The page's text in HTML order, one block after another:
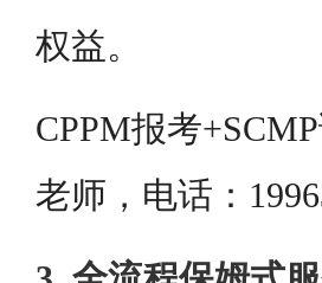
权益。
CPPM报考
老师，电话：